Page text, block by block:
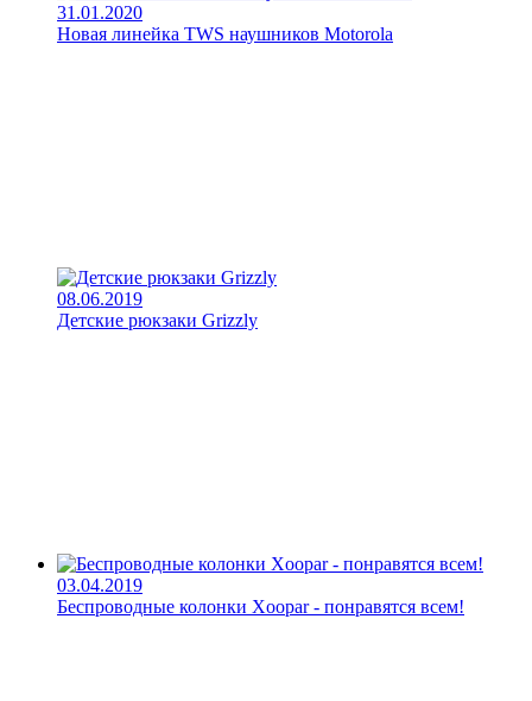
31.01.2020
Новая линейка TWS наушников Motorola
08.06.2019
Детские рюкзаки Grizzly
03.04.2019
Беспроводные колонки Xoopar - понравятся всем!